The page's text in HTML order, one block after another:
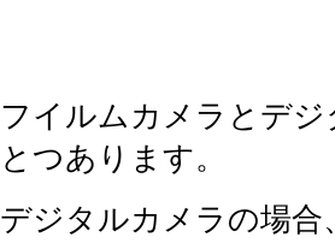
フイルムカメラとデ
とつあります。
デジタルカメラの場